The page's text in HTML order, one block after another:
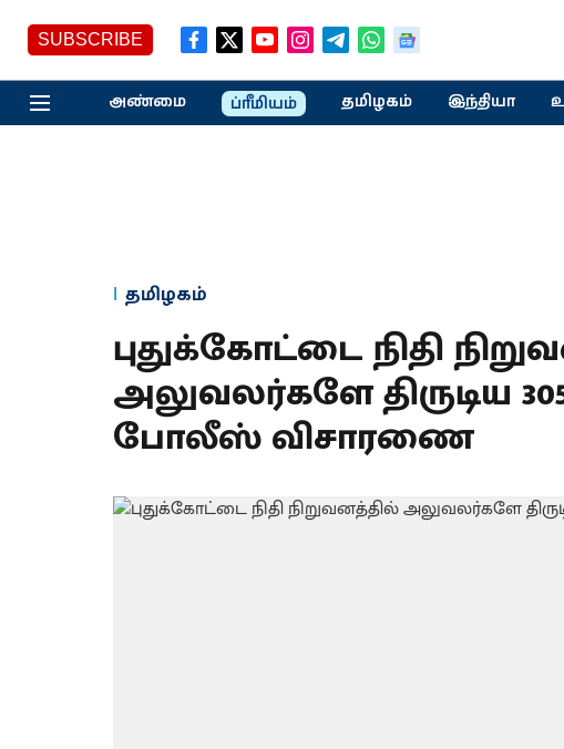
SUBSCRIBE
அண்மை ப்ரீமியம் தமிழகம் இந்தியா
தமிழகம்
புதுக்கோட்டை நிதி
அலுவலர்களே திருடிய
போலீஸ் விசாரணை